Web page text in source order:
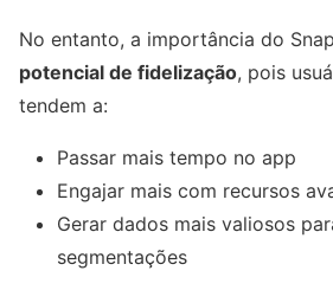
No entanto, a importância do
potencial de fidelização, pois
tendem a:
Passar mais tempo no app
Engajar mais com recursos
Gerar dados mais valiosos
segmentações